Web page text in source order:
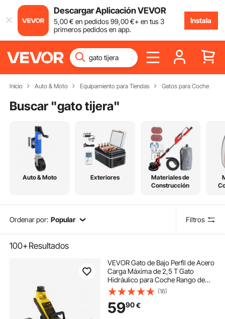
Descargar Aplicación VEVOR
5,00€ en pedidos99,00€+ en tus 3
primeros pedidos en app.
Instala
Inicio Auto & Moto Equipamiento para Tiendas Gatos para Coche
Buscar "gato tijera"
Auto & Moto Exteriores
Materiales de
Construcción
Ordenar por: Popular Filtros
100+Resultados
VEVOR Gato de Bajo Perfil de Acero
Carga Máxima de 2,5 T Gato
Hidráulico para Coche Rango de
Elevación 85-380 mm Bomba
Hidráulica Simple Gato Carretilla
para Coches Familiares, Camiones,
Todoterrenos
(16)
5990€